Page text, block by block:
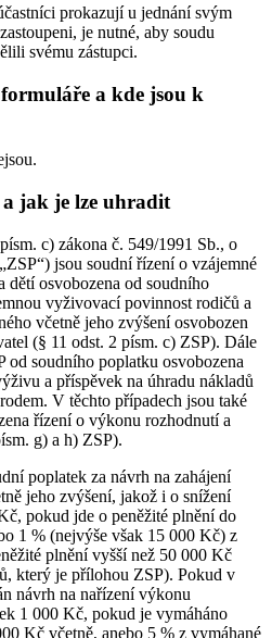
prokazují u jednání svým
je nutné, aby soudu
svému zástupci.
a kde jsou k
jak je lze uhradit
c) zákona č. 549/1991 Sb., o
jsou soudní řízení o vzájemné
osvobozena od soudního
vyživovací povinnost rodičů a
včetně jeho zvýšení osvobozen
(§ 11 odst. 2 písm. c) ZSP). Dále
od soudního poplatku osvobozena
a příspěvek na úhradu nákladů
V těchto případech jsou také
řízení o výkonu rozhodnutí a
g) a h) ZSP).
poplatek za návrh na zahájení
jeho zvýšení, jakož i o snížení
pokud jde o peněžité plnění do
1 % (nejvýše však 15 000 Kč) z
plnění vyšší než 50 000 Kč
který je přílohou ZSP). Pokud v
návrh na nařízení výkonu
1 000 Kč, pokud je vymáháno
Kč včetně, anebo 5 % z vymáhané